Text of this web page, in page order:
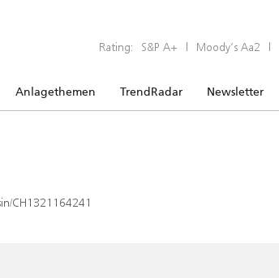
Rating: S&P A+ | Moody’s Aa2 |
Anlagethemen TrendRadar Newsletter
CH1321164241